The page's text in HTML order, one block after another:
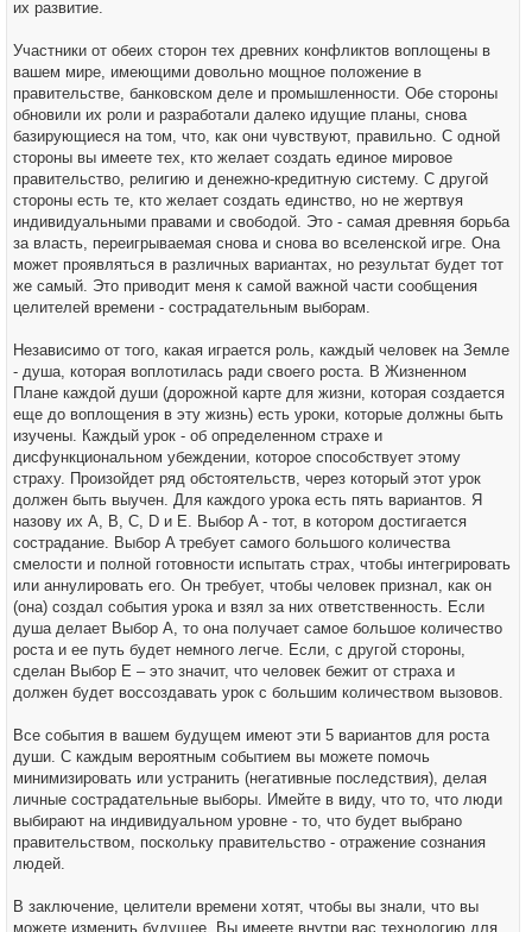
их развитие.
Участники от обеих сторон тех древних конфликтов воплощены в
вашем мире, имеющими довольно мощное положение в
правительстве, банковском деле и промышленности. Обе стороны
обновили их роли и разработали далеко идущие планы, снова
базирующиеся на том, что, как они чувствуют, правильно. С одной
стороны вы имеете тех, кто желает создать единое мировое
правительство, религию и денежно-кредитную систему. С другой
стороны есть те, кто желает создать единство, но не жертвуя
индивидуальными правами и свободой. Это - самая древняя борьба
за власть, переигрываемая снова и снова во вселенской игре. Она
может проявляться в различных вариантах, но результат будет тот
же самый. Это приводит меня к самой важной части сообщения
целителей времени - сострадательным выборам.
Независимо от того, какая играется роль, каждый человек на Земле
- душа, которая воплотилась ради своего роста. В Жизненном
Плане каждой души (дорожной карте для жизни, которая создается
еще до воплощения в эту жизнь) есть уроки, которые должны быть
изучены. Каждый урок - об определенном страхе и
дисфункциональном убеждении, которое способствует этому
страху. Произойдет ряд обстоятельств, через который этот урок
должен быть выучен. Для каждого урока есть пять вариантов. Я
назову их A, B, C, D и E. Выбор A - тот, в котором достигается
сострадание. Выбор A требует самого большого количества
смелости и полной готовности испытать страх, чтобы интегрировать
или аннулировать его. Он требует, чтобы человек признал, как он
(она) создал события урока и взял за них ответственность. Если
душа делает Выбор А, то она получает самое большое количество
роста и ее путь будет немного легче. Если, с другой стороны,
сделан Выбор E – это значит, что человек бежит от страха и
должен будет воссоздавать урок с большим количеством вызовов.
Все события в вашем будущем имеют эти 5 вариантов для роста
души. С каждым вероятным событием вы можете помочь
минимизировать или устранить (негативные последствия), делая
личные сострадательные выборы. Имейте в виду, что то, что люди
выбирают на индивидуальном уровне - то, что будет выбрано
правительством, поскольку правительство - отражение сознания
людей.
В заключение, целители времени хотят, чтобы вы знали, что вы
можете изменить будущее. Вы имеете внутри вас технологию для